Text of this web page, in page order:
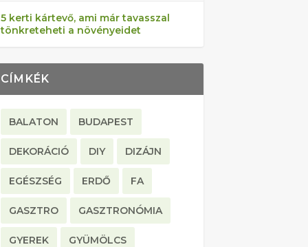
5 kerti kártevő, ami már tavasszal
tönkreteheti a növényeidet
CÍMKÉK
BALATON BUDAPEST
DEKORÁCIÓ DIY DIZÁJN
EGÉSZSÉG ERDŐ FA
GASZTRO GASZTRONÓMIA
GYEREK GYÜMÖLCS